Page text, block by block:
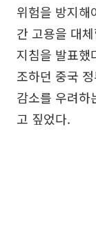
위험을 방지해
간 고용을 대
지침을 발표했
조하던 중국
감소를 우려하
고 짚었다.